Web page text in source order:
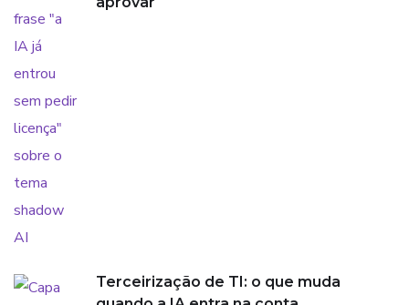
Terceirização de TI: o que muda